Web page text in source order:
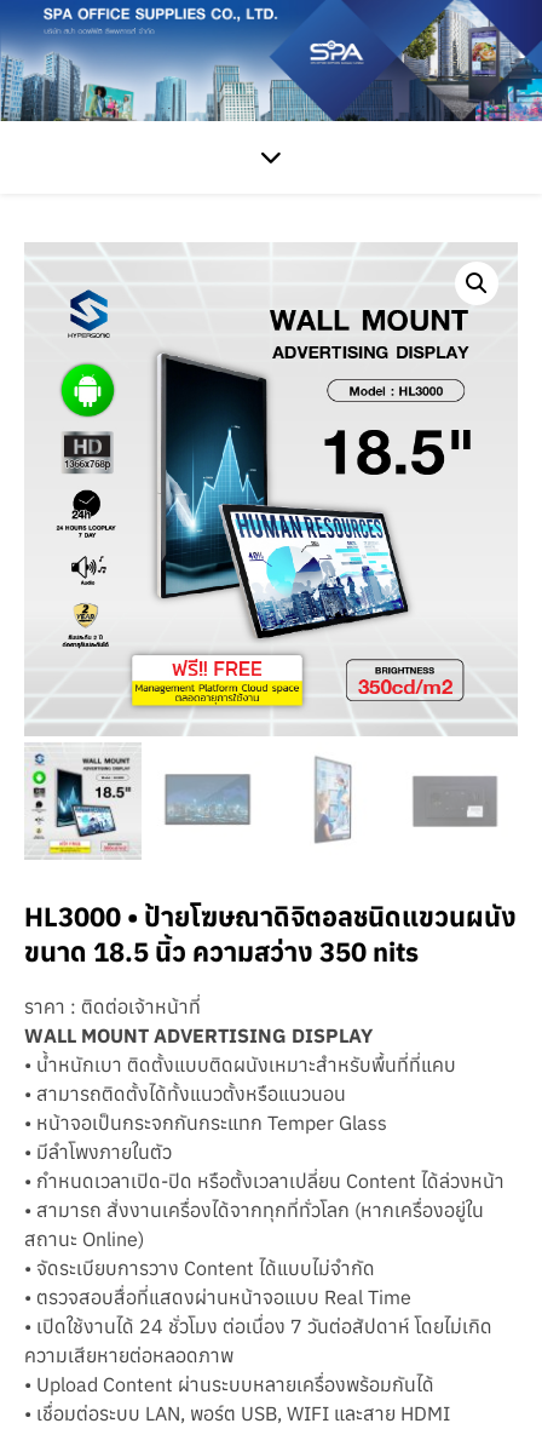
HL3000 • ป้ายโฆษณาดิจิตอลชนิดแขวนผนัง
ขนาด 18.5 นิ้ว ความสว่าง 350 nits
ราคา : ติดต่อเจ้าหน้าที่
WALL MOUNT ADVERTISING DISPLAY
• น้ำหนักเบา ติดตั้งแบบติดผนังเหมาะสำหรับพื้นที่ที่แคบ
• สามารถติดตั้งได้ทั้งแนวตั้งหรือแนวนอน
• หน้าจอเป็นกระจกกันกระแทก Temper Glass
• มีลำโพงภายในตัว
• กำหนดเวลาเปิด-ปิด หรือตั้งเวลาเปลี่ยน Content ได้ล่วงหน้า
• สามารถ สั่งงานเครื่องได้จากทุกที่ทั่วโลก (หากเครื่องอยู่ใน
สถานะ Online)
• จัดระเบียบการวาง Content ได้แบบไม่จำกัด
• ตรวจสอบสื่อที่แสดงผ่านหน้าจอแบบ Real Time
• เปิดใช้งานได้ 24 ชั่วโมง ต่อเนื่อง 7 วันต่อสัปดาห์ โดยไม่เกิด
ความเสียหายต่อหลอดภาพ
• Upload Content ผ่านระบบหลายเครื่องพร้อมกันได้
• เชื่อมต่อระบบ LAN, พอร์ต USB, WIFI และสาย HDMI